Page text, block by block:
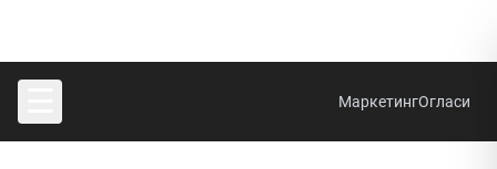
МаркетингОгласи